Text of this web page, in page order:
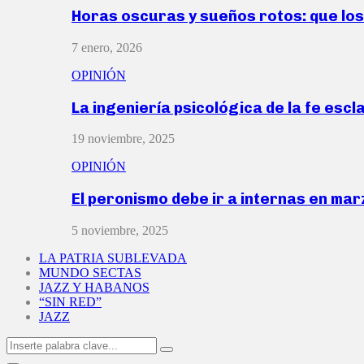
Horas oscuras y sueños rotos: que
7 enero, 2026
OPINIÓN
La ingeniería psicológica de la fe
19 noviembre, 2025
OPINIÓN
El peronismo debe ir a internas en
5 noviembre, 2025
LA PATRIA SUBLEVADA
MUNDO SECTAS
JAZZ Y HABANOS
“SIN RED”
JAZZ
Search
for:
Search